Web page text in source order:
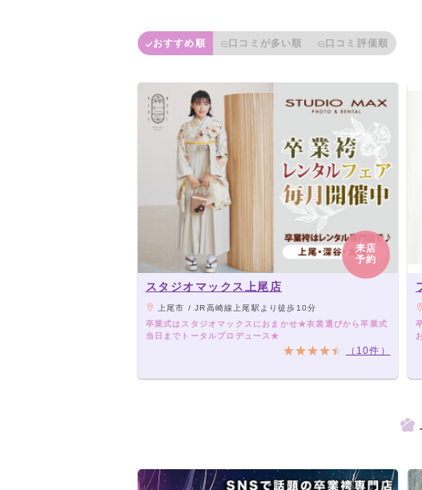
おすすめ順 口コミが多い順 口コミ評価順
来店
予約
スタジオマックス上尾店
上尾市 / JR高崎線上尾駅より徒歩10分
卒業式はスタジオマックスにおまかせ★衣裳選びから卒業式
当日までトータルプロデュース★
（10件）